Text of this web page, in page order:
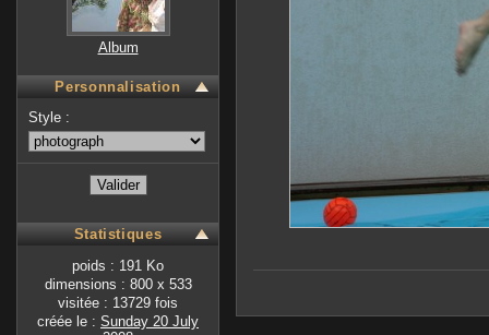
Album
Personnalisation
Style :
Statistiques
poids : 191 Ko
dimensions : 800 x 533
visitée : 13729 fois
créée le : Sunday 20 July